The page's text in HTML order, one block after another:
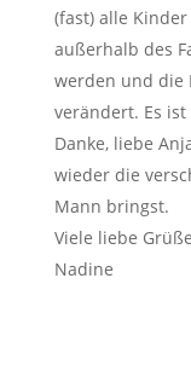
(fast) alle
außerhalb des
werden und die
verändert. Es
Danke, liebe
wieder die
Mann bringst.
Viele liebe Grüße
Nadine